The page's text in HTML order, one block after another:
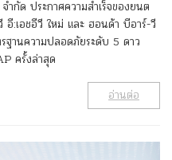
กัด ประกาศความสำเร็จของยนต
อี:เอชอีวี ใหม่ และ ฮอนด้า บีอาร์-วี
ฐานความปลอดภัยระดับ 5 ดาว
ครั้งล่าสุด
อ่านต่อ